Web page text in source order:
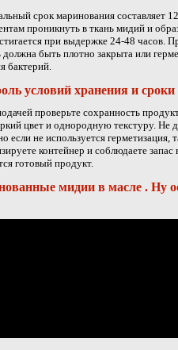
срок маринования составляет
проникнуть в ткань мидий и
при выдержке 24-48 часов.
должна быть плотно закрыта или
бактерий.
условий хранения и сроки
проверьте сохранность
цвет и однородную текстуру. Не
если не используется герметизация,
контейнер и соблюдаете
готовый продукт.
мидии в масле . Ну